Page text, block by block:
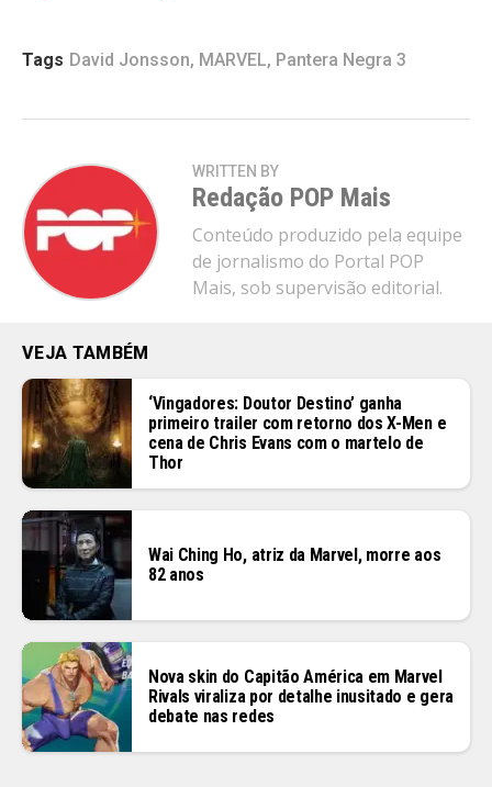
Tags David Jonsson, MARVEL, Pantera Negra 3
WRITTEN BY
Redação POP Mais
Conteúdo produzido pela equipe
de jornalismo do Portal POP
Mais, sob supervisão editorial.
VEJA TAMBÉM
‘Vingadores: Doutor Destino’ ganha
primeiro trailer com retorno dos X-Men e
cena de Chris Evans com o martelo de
Thor
Wai Ching Ho, atriz da Marvel, morre aos
82 anos
Nova skin do Capitão América em Marvel
Rivals viraliza por detalhe inusitado e gera
debate nas redes